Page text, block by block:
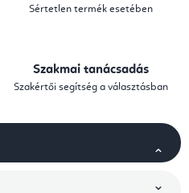
Sértetlen termék esetében
Szakmai tanácsadás
Szakértői segítség a választásban